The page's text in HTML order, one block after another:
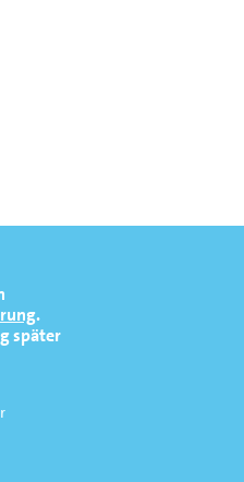
.
später